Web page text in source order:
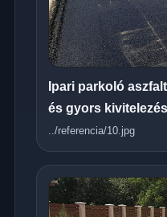
Ipari parkoló
és gyors
../referencia/10.jpg